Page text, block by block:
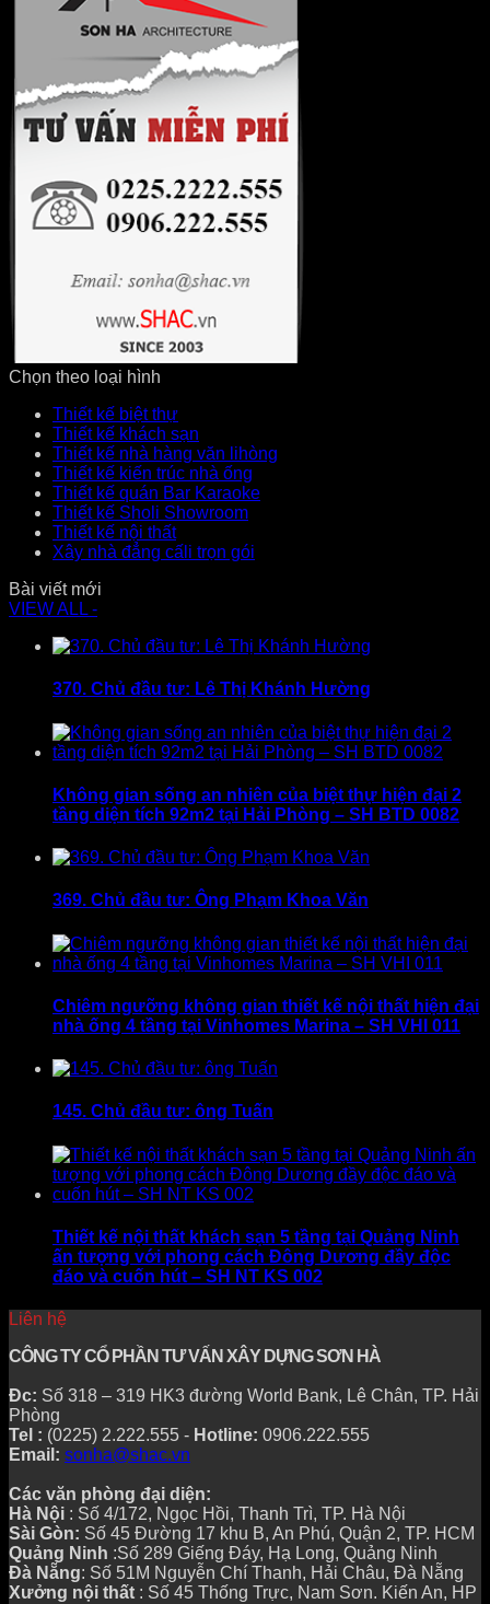
Chọn theo loại hình
Thiết kế biệt thự
Thiết kế khách sạn
Thiết kế nhà hàng văn lihòng
Thiết kế kiến trúc nhà ống
Thiết kế quán Bar Karaoke
Thiết kế Sholi Showroom
Thiết kế nội thất
Xây nhà đẳng cấli trọn gói
Bài viết mới
VIEW ALL -
370. Chủ đầu tư: Lê Thị Khánh Hường
Không gian sống an nhiên của biệt thự hiện đại 2
tầng diện tích 92m2 tại Hải Phòng – SH BTD 0082
369. Chủ đầu tư: Ông Phạm Khoa Văn
Chiêm ngưỡng không gian thiết kế nội thất hiện đại
nhà ống 4 tầng tại Vinhomes Marina – SH VHI 011
145. Chủ đầu tư: ông Tuấn
Thiết kế nội thất khách sạn 5 tầng tại Quảng Ninh
ấn tượng với phong cách Đông Dương đầy độc
đáo và cuốn hút – SH NT KS 002
Liên hệ
CÔNG TY CỔ PHẦN TƯ VẤN XÂY DỰNG SƠN HÀ
Đc: Số 318 – 319 HK3 đường World Bank, Lê Chân, TP. Hải
Phòng
Tel : (0225) 2.222.555 - Hotline: 0906.222.555
Email: sonha@shac.vn
Các văn phòng đại diện:
Hà Nội : Số 4/172, Ngọc Hồi, Thanh Trì, TP. Hà Nội
Sài Gòn: Số 45 Đường 17 khu B, An Phú, Quận 2, TP. HCM
Quảng Ninh :Số 289 Giếng Đáy, Hạ Long, Quảng Ninh
Đà Nẵng: Số 51M Nguyễn Chí Thanh, Hải Châu, Đà Nẵng
Xưởng nội thất : Số 45 Thống Trực, Nam Sơn. Kiến An, HP